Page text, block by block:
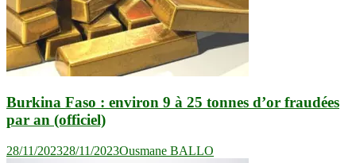
Burkina Faso : environ 9 à 25 tonnes d’or fraudées
par an (officiel)
28/11/202328/11/2023Ousmane BALLO